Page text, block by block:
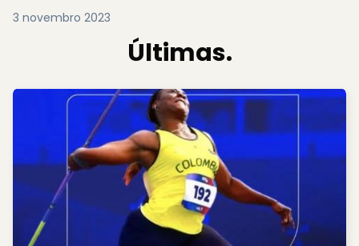
3 novembro 2023
Últimas.